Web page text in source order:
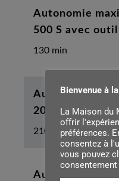
Autonomie
500 S avec outil
130 min
Autonomie
2000 L avec
210 min
Autonomie
Bienvenue à
La Maison du
offrir
préférences.
consentez à
vous pouvez